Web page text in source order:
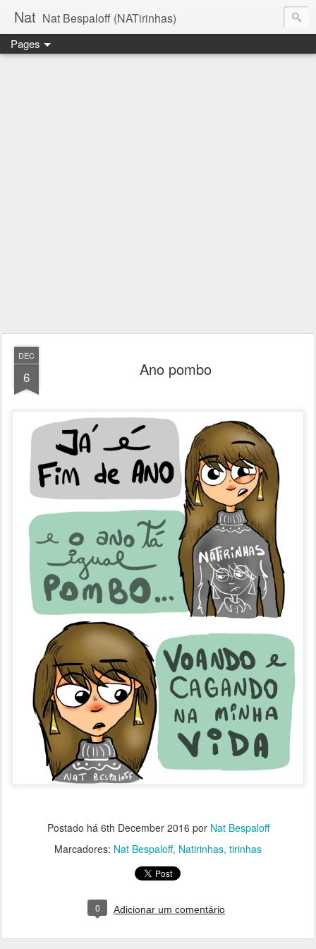
Nat Nat Bespaloff (NATirinhas)
Pages
DEC
6 Ano pombo
Postado há 6th December 2016 por Nat Bespaloff
Marcadores: Nat Bespaloff Natirinhas tirinhas
0 Adicionar um comentário